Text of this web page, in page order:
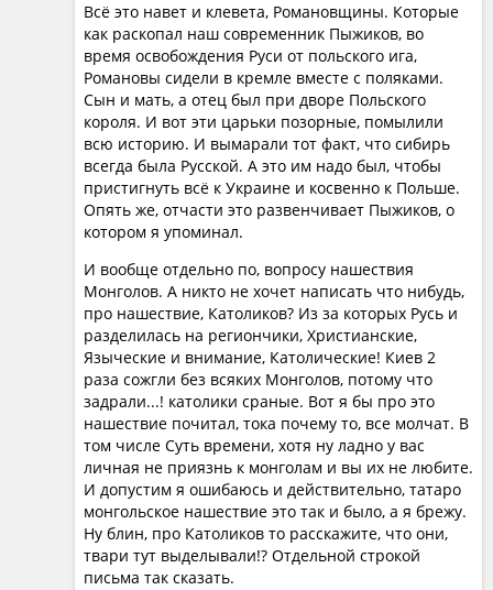
Всё это навет и клевета, Романовщины. Которые
как раскопал наш современник Пыжиков, во
время освобождения Руси от польского ига,
Романовы сидели в кремле вместе с поляками.
Сын и мать, а отец был при дворе Польского
короля. И вот эти царьки позорные, помылили
всю историю. И вымарали тот факт, что сибирь
всегда была Русской. А это им надо был, чтобы
пристигнуть всё к Украине и косвенно к Польше.
Опять же, отчасти это развенчивает Пыжиков, о
котором я упоминал.
И вообще отдельно по, вопросу нашествия
Монголов. А никто не хочет написать что нибудь,
про нашествие, Католиков? Из за которых Русь и
разделилась на региончики, Христианские,
Языческие и внимание, Католические! Киев 2
раза сожгли без всяких Монголов, потому что
задрали...! католики сраные. Вот я бы про это
нашествие почитал, тока почему то, все молчат. В
том числе Суть времени, хотя ну ладно у вас
личная не приязнь к монголам и вы их не любите.
И допустим я ошибаюсь и действительно, татаро
монгольское нашествие это так и было, а я брежу.
Ну блин, про Католиков то расскажите, что они,
твари тут выделывали!? Отдельной строкой
письма так сказать.